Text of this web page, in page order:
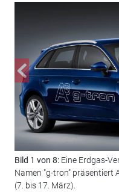
Bild 1 von 8: Eine Erdgas-
Namen "g-tron" präsentiert
(7. bis 17. März).